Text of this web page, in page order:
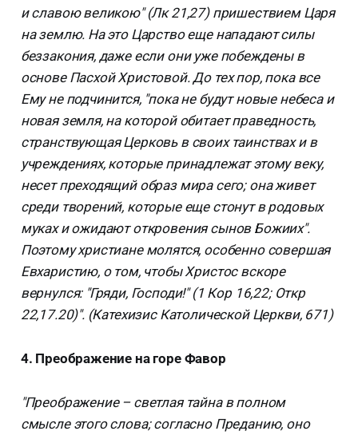
и славою великою" (Лк 21,27) пришествием Царя
на землю. На это Царство еще нападают силы
беззакония, даже если они уже побеждены в
основе Пасхой Христовой. До тех пор, пока все
Ему не подчинится, "пока не будут новые небеса и
новая земля, на которой обитает праведность,
странствующая Церковь в своих таинствах и в
учреждениях, которые принадлежат этому веку,
несет преходящий образ мира сего; она живет
среди творений, которые еще стонут в родовых
муках и ожидают откровения сынов Божиих".
Поэтому христиане молятся, особенно совершая
Евхаристию, о том, чтобы Христос вскоре
вернулся: "Гряди, Господи!" (1 Кор 16,22; Откр
22,17.20)". (Катехизис Католической Церкви, 671)
4. Преображение на горе Фавор
"Преображение – светлая тайна в полном
смысле этого слова; согласно Преданию, оно